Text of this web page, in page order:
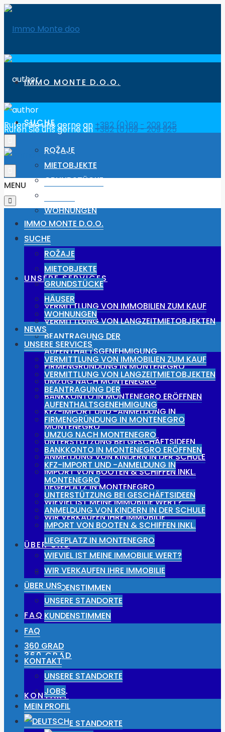
Rufen Sie uns gerne an+382 (0)69 - 209 925
IMMO MONTE D.O.O.
SUCHE
ROŽAJE
MIETOBJEKTE
GRUNDSTÜCKE
WOHNUNGEN
NEWS
UNSERE SERVICES
VERMITTLUNG VON IMMOBILIEN ZUM KAUF
VERMITTLUNG VON LANGZEITMIETOBJEKTEN
BEANTRAGUNG DER
AUFENTHALTSGENEHMIGUNG
FIRMENGRÜNDUNG IN MONTENEGRO
UMZUG NACH MONTENEGRO
BANKKONTO IN MONTENEGRO ERÖFFNEN
KFZ-IMPORT UND -ANMELDUNG IN
MONTENEGRO
UNTERSTÜTZUNG BEI GESCHÄFTSIDEEN
ANMELDUNG VON KINDERN IN DER SCHULE
IMPORT VON BOOTEN & SCHIFFEN INKL.
LIEGEPLATZ IN MONTENEGRO
WIEVIEL IST MEINE IMMOBILIE WERT?
WIR VERKAUFEN IHRE IMMOBILIE
ÜBER UNS
UNSERE STANDORTE
KUNDENSTIMMEN
FAQ
360 GRAD
KONTAKT
UNSERE STANDORTE
Rufen Sie uns gerne an +382 (0)69 - 209 925
MENU
IMMO MONTE D.O.O.
SUCHE
ROŽAJE
MIETOBJEKTE
GRUNDSTÜCKE
HÄUSER
WOHNUNGEN
NEWS
UNSERE SERVICES
VERMITTLUNG VON IMMOBILIEN ZUM KAUF
VERMITTLUNG VON LANGZEITMIETOBJEKTEN
BEANTRAGUNG DER
AUFENTHALTSGENEHMIGUNG
FIRMENGRÜNDUNG IN MONTENEGRO
UMZUG NACH MONTENEGRO
BANKKONTO IN MONTENEGRO ERÖFFNEN
KFZ-IMPORT UND -ANMELDUNG IN
MONTENEGRO
UNTERSTÜTZUNG BEI GESCHÄFTSIDEEN
ANMELDUNG VON KINDERN IN DER SCHULE
IMPORT VON BOOTEN & SCHIFFEN INKL.
LIEGEPLATZ IN MONTENEGRO
WIEVIEL IST MEINE IMMOBILIE WERT?
WIR VERKAUFEN IHRE IMMOBILIE
ÜBER UNS
UNSERE STANDORTE
KUNDENSTIMMEN
FAQ
360 GRAD
KONTAKT
UNSERE STANDORTE
JOBS
MEIN PROFIL